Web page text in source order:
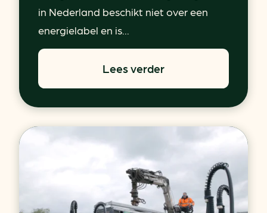
in Nederland beschikt niet over een
energielabel en is...
Lees verder